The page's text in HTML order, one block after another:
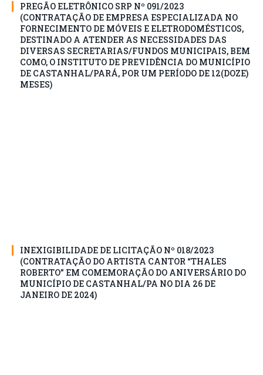
PREGÃO ELETRÔNICO SRP Nº 091/2023
(CONTRATAÇÃO DE EMPRESA ESPECIALIZADA NO
FORNECIMENTO DE MÓVEIS E ELETRODOMÉSTICOS,
DESTINADO A ATENDER AS NECESSIDADES DAS
DIVERSAS SECRETARIAS/FUNDOS MUNICIPAIS, BEM
COMO, O INSTITUTO DE PREVIDÊNCIA DO MUNICÍPIO
DE CASTANHAL/PARÁ, POR UM PERÍODO DE 12(DOZE)
MESES)
INEXIGIBILIDADE DE LICITAÇÃO Nº 018/2023
(CONTRATAÇÃO DO ARTISTA CANTOR “THALES
ROBERTO” EM COMEMORAÇÃO DO ANIVERSÁRIO DO
MUNICÍPIO DE CASTANHAL/PA NO DIA 26 DE
JANEIRO DE 2024)